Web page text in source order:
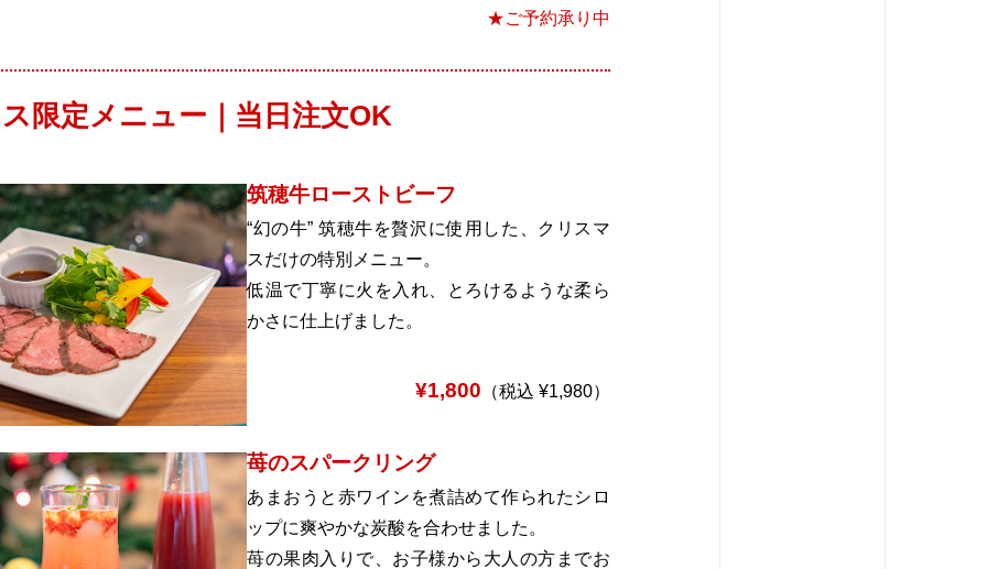
★ご予約承り中
限定メニュー｜当日注文OK
筑穂牛ローストビーフ
“幻の牛” 筑穂牛を贅沢に使用した、クリスマ
スだけの特別メニュー。
低温で丁寧に火を入れ、とろけるような柔ら
かさに仕上げました。
¥1,800 （税込 ¥1,980）
苺のスパークリング
あまおうと赤ワインを煮詰めて作られたシロ
ップに爽やかな炭酸を合わせました。
苺の果肉入りで、お子様から大人の方までお